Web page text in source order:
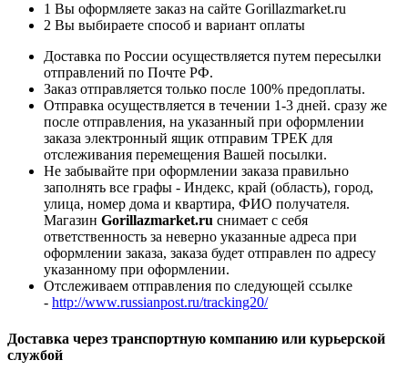
1 Вы оформляете заказ на сайте Gorillazmarket.ru
2 Вы выбираете способ и вариант оплаты
Доставка по России осуществляется путем пересылки
отправлений по Почте РФ.
Заказ отправляется только после 100% предоплаты.
Отправка осуществляется в течении 1-3 дней. сразу же
после отправления, на указанный при оформлении
заказа электронный ящик отправим ТРЕК для
отслеживания перемещения Вашей посылки.
Не забывайте при оформлении заказа правильно
заполнять все графы - Индекс, край (область), город,
улица, номер дома и квартира, ФИО получателя.
Магазин Gorillazmarket.ru снимает с себя
ответственность за неверно указанные адреса при
оформлении заказа, заказа будет отправлен по адресу
указанному при оформлении.
Отслеживаем отправления по следующей ссылке
- http://www.russianpost.ru/tracking20/
Доставка через транспортную компанию или курьерской
службой